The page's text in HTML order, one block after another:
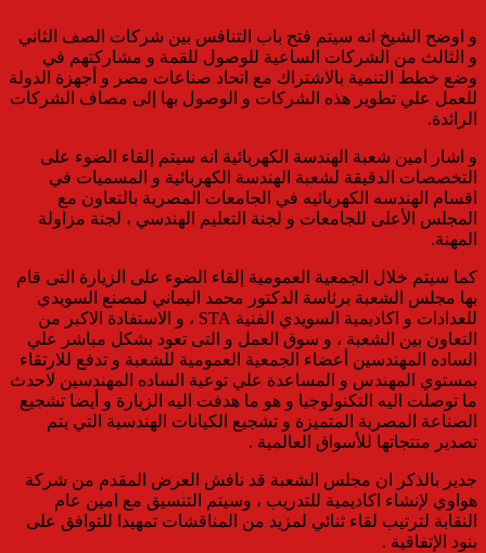
و اوضح الشيخ انه سيتم فتح باب التنافس بين شركات الصف الثاني
و الثالث من الشركات الساعية للوصول للقمة و مشاركتهم في
وضع خطط التنمية بالاشتراك مع اتحاد صناعات مصر و أجهزة الدولة
للعمل علي تطوير هذه الشركات و الوصول بها إلى مصاف الشركات
الرائدة.
و اشار امين شعبة الهندسة الكهربائية انه سيتم إلقاء الضوء على
التخصصات الدقيقة لشعبة الهندسة الكهربائية و المسميات في
اقسام الهندسه الكهربائيه في الجامعات المصرية بالتعاون مع
المجلس الأعلى للجامعات و لجنة التعليم الهندسي ، لجنة مزاولة
المهنة.
كما سيتم خلال الجمعية العمومية إلقاء الضوء على الزيارة التى قام
بها مجلس الشعبة برئاسة الدكتور محمد اليماني لمصنع السويدي
للعدادات و اكاديمية السويدي الفنية STA ، و الاستفادة الاكبر من
التعاون بين الشعبة ، و سوق العمل و التى تعود بشكل مباشر علي
الساده المهندسين أعضاء الجمعية العمومية للشعبة و تدفع للارتقاء
بمستوي المهندس و المساعدة علي توعية الساده المهندسين لاحدث
ما توصلت اليه التكنولوجيا و هو ما هدفت اليه الزيارة و أيضا تشجيع
الصناعة المصرية المتميزة و تشجيع الكيانات الهندسية التي يتم
تصدير منتجاتها للأسواق العالمية .
جدير بالذكر ان مجلس الشعبة قد نافش العرض المقدم من شركة
هواوي لإنشاء اكاديمية للتدريب ، وسيتم التنسيق مع امين عام
النقابة لترتيب لقاء ثنائي لمزيد من المناقشات تمهيدا للتوافق على
بنود الإتفاقية .